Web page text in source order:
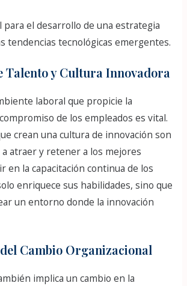
para el desarrollo de una estrategia
tendencias tecnológicas emergentes.
Talento y Cultura Innovadora
laboral que propicie la
de los empleados es vital.
crean una cultura de innovación son
atraer y retener a los mejores
en la capacitación continua de los
enriquece sus habilidades, sino que
un entorno donde la innovación
Cambio Organizacional
implica un cambio en la